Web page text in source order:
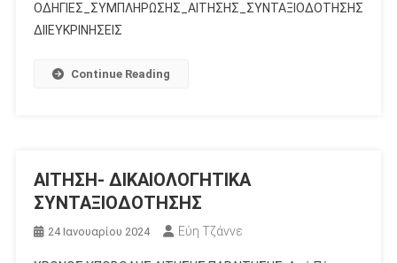
ΟΔΗΓΙΕΣ_ΣΥΜΠΛΗΡΩΣΗΣ_ΑΙΤΗΣΗΣ_ΣΥΝΤΑΞΙΟΔΟΤΗΣΗΣ
ΔΙΙΕΥΚΡΙΝΗΣΕΙΣ
Continue Reading
ΑΙΤΗΣΗ- ΔΙΚΑΙΟΛΟΓΗΤΙΚΑ
ΣΥΝΤΑΞΙΟΔΟΤΗΣΗΣ
24 Ιανουαρίου 2024 Εύη Τζάννε